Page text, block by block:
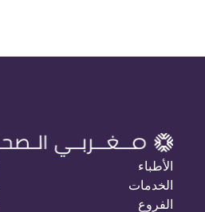
الأطباء
الخدمات
الفروع